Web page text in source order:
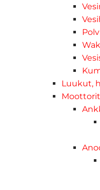
Luukut,